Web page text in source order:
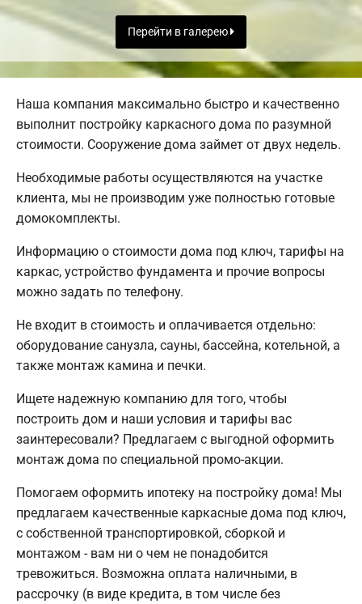
Перейти в галерею
Наша компания максимально быстро и качественно
выполнит постройку каркасного дома по разумной
стоимости. Сооружение дома займет от двух недель.
Необходимые работы осуществляются на участке
клиента, мы не производим уже полностью готовые
домокомплекты.
Информацию о стоимости дома под ключ, тарифы на
каркас, устройство фундамента и прочие вопросы
можно задать по телефону.
Не входит в стоимость и оплачивается отдельно:
оборудование санузла, сауны, бассейна, котельной, а
также монтаж камина и печки.
Ищете надежную компанию для того, чтобы
построить дом и наши условия и тарифы вас
заинтересовали? Предлагаем с выгодной оформить
монтаж дома по специальной промо-акции.
Помогаем оформить ипотеку на постройку дома! Мы
предлагаем качественные каркасные дома под ключ,
с собственной транспортировкой, сборкой и
монтажом - вам ни о чем не понадобится
тревожиться. Возможна оплата наличными, в
рассрочку (в виде кредита, в том числе без